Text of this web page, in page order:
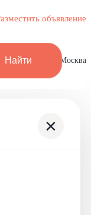
объявление
Найти Москва
×